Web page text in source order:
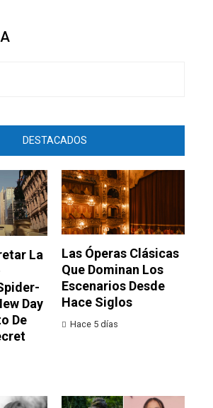
DESTACADOS
La
Day
De
Las Óperas Clásicas
Que Dominan Los
Escenarios Desde
Hace Siglos
Hace 5 días